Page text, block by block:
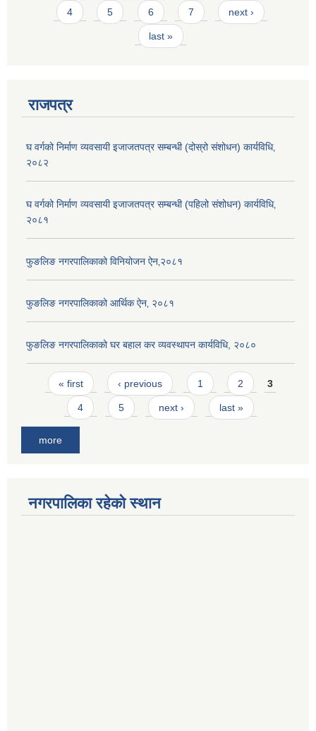
4 5 6 7 next ›
last »
राजपत्र
घ वर्गको निर्माण व्यवसायी इजाजतपत्र सम्बन्धी (दोस्रो संशोधन) कार्यविधि‚
२०८२
घ वर्गको निर्माण व्यवसायी इजाजतपत्र सम्बन्धी (पहिलो संशोधन) कार्यविधि‚
२०८१
फुङलिङ नगरपालिकाको विनियोजन ऐन‚२०८१
फुङलिङ नगरपालिकाको आर्थिक ऐन‚ २०८१
फुङलिङ नगरपालिकाको घर बहाल कर व्यवस्थापन कार्यविधि, २०८०
Pages
« first ‹ previous 1 2 3
4 5 next › last »
more
नगरपालिका रहेको स्थान